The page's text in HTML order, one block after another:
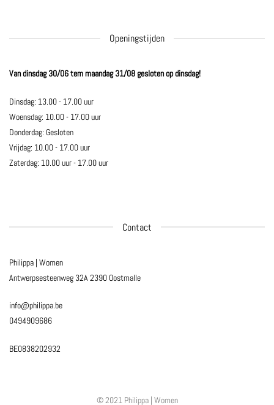
Contact
Philippa | Women
Antwerpsesteenweg 32A2390 Oostmalle
info@philippa.be
0494909686
BE0838202932
Openingstijden
Van dinsdag 30/06 tem maandag 31/08 gesloten op dinsdag!
Dinsdag: 13.00 - 17.00 uur
Woensdag: 10.00 - 17.00 uur
Donderdag: Gesloten
Vrijdag: 10.00 - 17.00 uur
Zaterdag: 10.00 uur - 17.00 uur
© 2021 Philippa | Women